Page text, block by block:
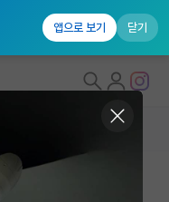
앱으로 보기 닫기